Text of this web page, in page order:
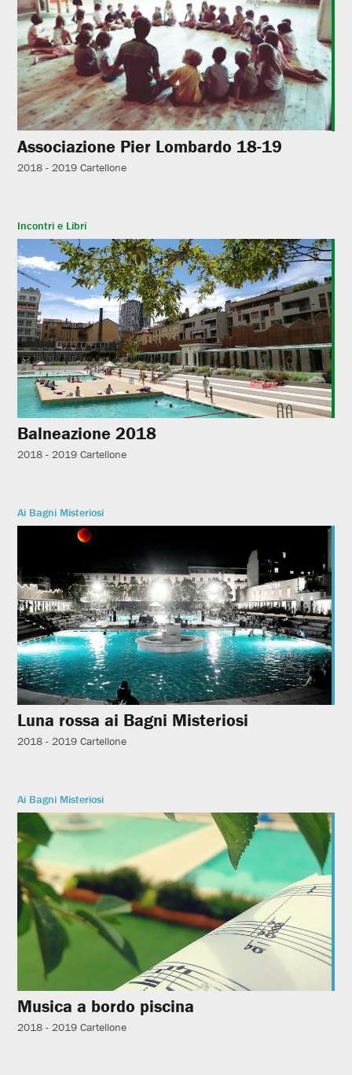
Associazione Pier Lombardo 18-19
2018 - 2019 Cartellone
Incontri e Libri
Balneazione 2018
2018 - 2019 Cartellone
Ai Bagni Misteriosi
Luna rossa ai Bagni Misteriosi
2018 - 2019 Cartellone
Ai Bagni Misteriosi
Musica a bordo piscina
2018 - 2019 Cartellone